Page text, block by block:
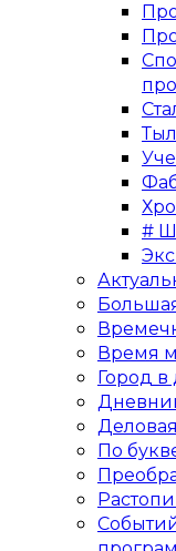
#
Время
Город в
По